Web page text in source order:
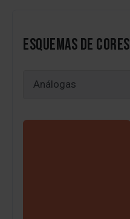
ESQUEMAS DE CORES